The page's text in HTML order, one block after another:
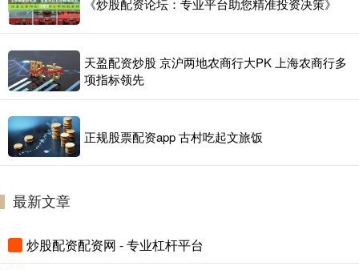
《炒股配资论坛：专业平台助您精准投资决策》
天盈配资炒股 京沪两地农商行大PK 上海农商行多
项指标领先
正规股票配资app 古村吃起文旅饭
最新文章
炒股配资配资网 - 专业杠杆平台